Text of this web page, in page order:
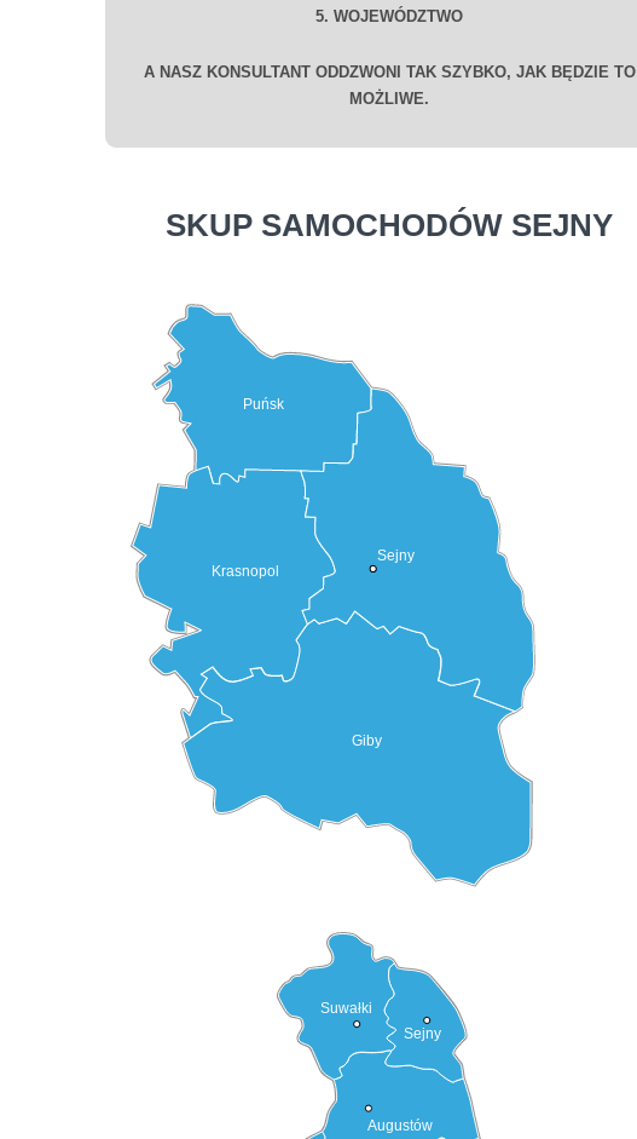
5. WOJEWÓDZTWO
A NASZ KONSULTANT ODDZWONI TAK SZYBKO, JAK BĘDZIE TO
MOŻLIWE.
SKUP SAMOCHODÓW SEJNY
Puńsk
Krasnopol
Giby
Sejny
Augustów
Sejny
Suwałki